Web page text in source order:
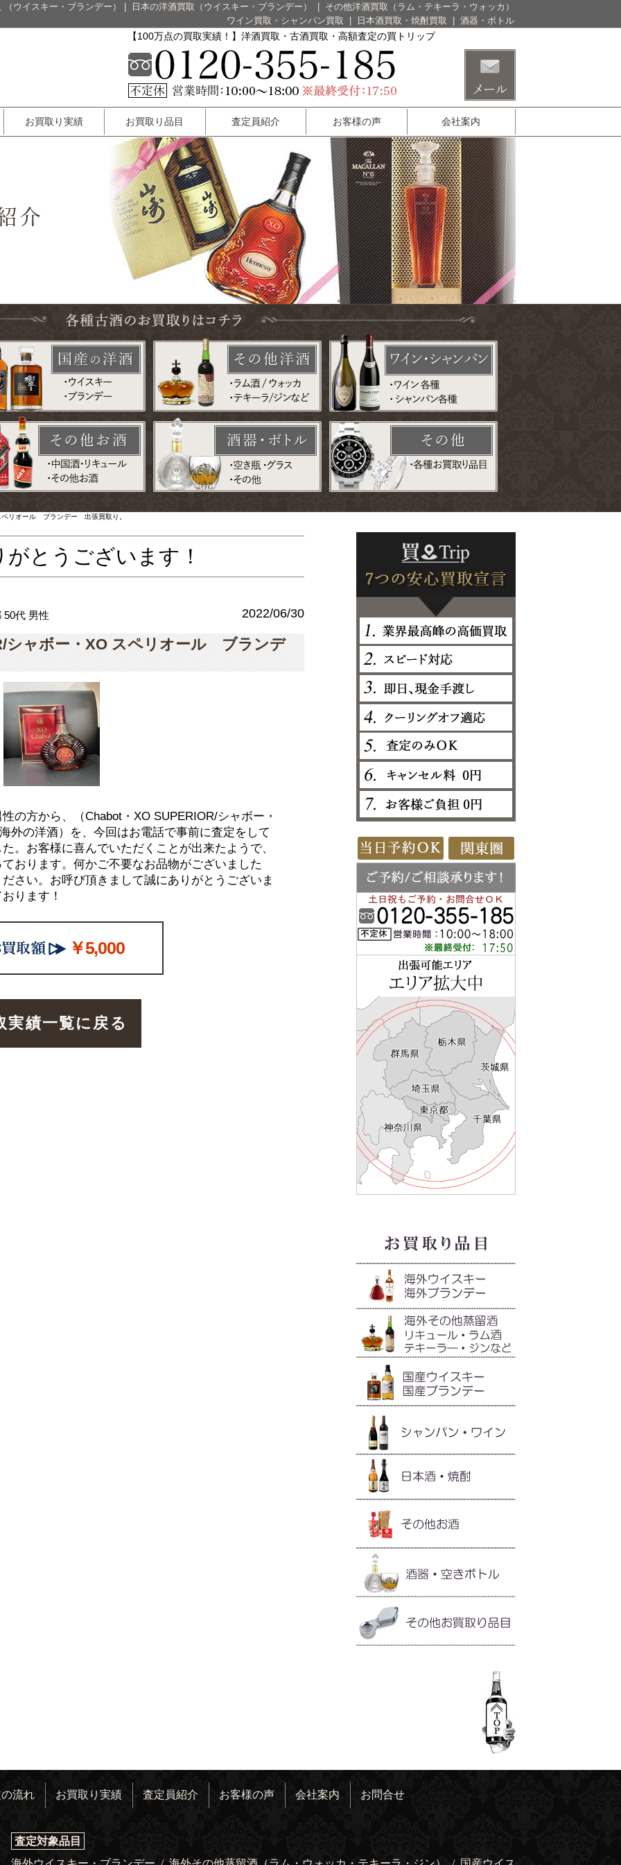
ウイスキー・ブランデー） 日本の洋酒買取（ウイスキー・ブランデー）
その他洋酒買取（ラム・テキーラ・ウォッカ）
ワイン買取・シャンパン買取
日本酒買取・焼酎買取 酒器・ボトル
【100万点の買取実績！】洋酒買取・古酒買取・高額査定の買トリップ
お買取り実績 お買取り品目 査定員紹介 お客様の声 会社案内
リオール ブランデー 出張買取り。
とうございます！
50代 男性 2022/06/30
シャボー・XO スペリオール ブランデ
の方から、（Chabot・XO SUPERIOR/シャボー・
の洋酒）を、今回はお電話で事前に査定をして
。お客様に喜んでいただくことが出来たようで、
おります。何かご不要なお品物がございました
さい。お呼び頂きまして誠にありがとうございま
ります！
￥5,000
実績一覧に戻る
流れ お買取り実績 査定員紹介 お客様の声 会社案内 お問合せ
査定対象品目